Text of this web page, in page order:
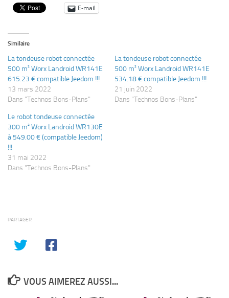
E-mail
Similaire
La tondeuse robot connectée
500 m² Worx Landroid WR141E
615.23 € compatible Jeedom !!!
13 mars 2022
Dans "Technos Bons-Plans"
La tondeuse robot connectée
500 m² Worx Landroid WR141E
534.18 € compatible Jeedom !!!
21 juin 2022
Dans "Technos Bons-Plans"
Le robot tondeuse connectée
300 m² Worx Landroid WR130E
à 549.00 € (compatible Jeedom)
!!!
31 mai 2022
Dans "Technos Bons-Plans"
PARTAGER
VOUS AIMEREZ AUSSI...